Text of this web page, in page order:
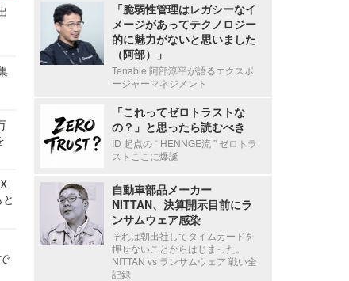
「脆弱性管理はレガシーなイ
メージがあってテクノロジー
的に魅力がないと思いました
（阿部）」
Tenable 阿部淳平が語るエクスポ
ージャーマネジメント
「これってゼロトラストな
の？」と思ったら読むべき
ID 起点の “ HENNGE流 ” ゼロトラ
ストここに爆誕
自動車部品メーカー
NITTAN、決算開示目前にラ
ンサムウェア感染
それは朝出社してタイムカードを
押せないことからはじまった。
NITTAN vs ランサムウェア 戦い全
記録